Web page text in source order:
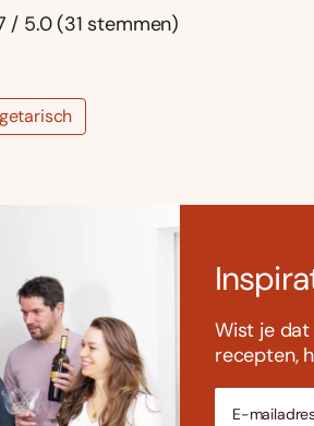
/ 5.0 (31 stemmen)
Wist je
recepten,
E-